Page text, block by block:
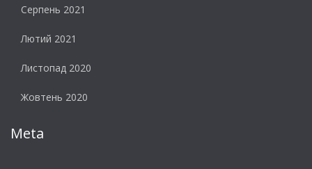
Серпень 2021
Лютий 2021
Листопад 2020
Жовтень 2020
Meta